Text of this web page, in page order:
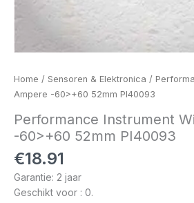
Home / Sensoren & Elektronica /
Ampere -60>+60 52mm PI40093
Performance Instrument
-60>+60 52mm PI40093
€18.91
Garantie: 2 jaar
Geschikt voor : 0.